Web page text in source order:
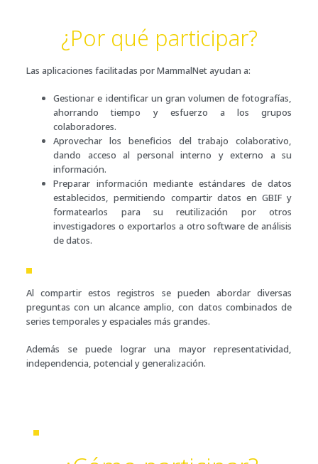
¿Por qué participar?
Las aplicaciones facilitadas por MammalNet ayudan a:
Gestionar e identificar un gran volumen de fotografías,
ahorrando tiempo y esfuerzo a los grupos
colaboradores.
Aprovechar los beneficios del trabajo colaborativo,
dando acceso al personal interno y externo a su
información.
Preparar información mediante estándares de datos
establecidos, permitiendo compartir datos en GBIF y
formatearlos para su reutilización por otros
investigadores o exportarlos a otro software de análisis
de datos.
Al compartir estos registros se pueden abordar diversas
preguntas con un alcance amplio, con datos combinados de
series temporales y espaciales más grandes.
Además se puede lograr una mayor representatividad,
independencia, potencial y generalización.